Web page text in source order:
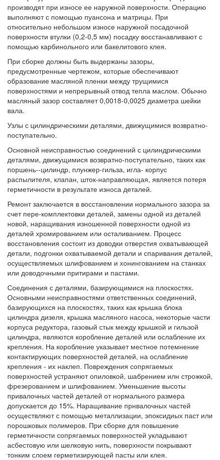
производят при износе ее наружной поверхности. Операцию
выполняют с помощью пуансона и матрицы. При
относительно небольшом износе наружной посадочной
поверхности втулки (0,2-0,5 мм) посадку восстанавливают с
помощью карбинольного или бакелитового клея.
При сборке должны быть выдержаны зазоры,
предусмотренные чертежом, которые обеспечивают
образование масляной пленки между трущимися
поверхностями и непрерывный отвод тепла маслом. Обычно
масляный зазор составляет 0,0018-0,0025 диаметра шейки
вала.
Узлы с цилиндрическими деталями, движущимися возвратно-
поступательно.
Основной неисправностью соединений с цилиндрическими
деталями, движущимися возвратно-поступательно, таких как
поршень--цилиндр, плунжер-гильза, игла- корпус
распылителя, клапан, шток-направляющая, является потеря
герметичности в результате износа деталей.
Ремонт заключается в восстановлении нормального зазора за
счет пере-комплектовки деталей, замены одной из деталей
новой, наращивания изношенной поверхности одной из
деталей хромированием или осталиванием. Процесс
восстановления состоит из доводки отверстия охватывающей
детали, подгонки охватываемой детали и спаривания деталей,
осуществляемых шлифованием и хонингованием на станках
или доводочными притирами и пастами.
Соединения с деталями, базирующимися на плоскостях.
Основными неисправностями ответственных соединений,
базирующихся на плоскостях, таких как крышка блока
цилиндра дизеля, крышка масляного насоса, некоторые части
корпуса редуктора, газовый стык между крышкой и гильзой
цилиндра, являются коробление деталей или ослабление их
крепления. На коробление указывает местное потемнение
контактирующих поверхностей деталей, на ослабление
крепления - их наклеп. Повреждения сопрягаемых
поверхностей устраняют опиловкой, шабрением илн строжкой,
фрезерованием и шлифованием. Уменьшение высоты
привалочных частей деталей от нормального размера
допускается до 15%. Наращивание прнвалочных частей
осуществляют с помощью металлизации, эпоксидиых паст или
порошковых полимеров. При сборке для повышение
герметичности сопрягаемых поверхностей укладывают
асбестовую или шелковую нить, поверхности покрывают
тонким слоем герметизирующей пасты или клея.